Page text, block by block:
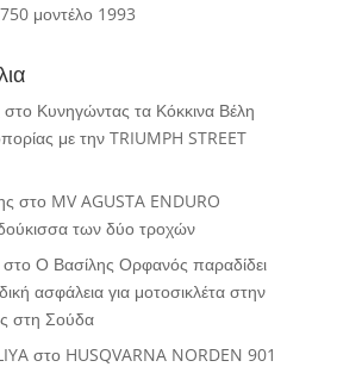
μοντέλο 1993
στο Κυνηγώντας τα Κόκκινα Βέλη
με την TRIUMPH STREET
στο MV AGUSTA ENDURO
των δύο τροχών
στο Ο Βασίλης Ορφανός παραδίδει
ασφάλεια για μοτοσικλέτα στην
στη Σούδα
στο HUSQVARNA NORDEN 901